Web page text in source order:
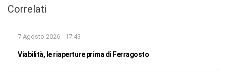
Correlati
7 Agosto 2026 - 17:43
Viabilità, le riaperture prima di Ferragosto